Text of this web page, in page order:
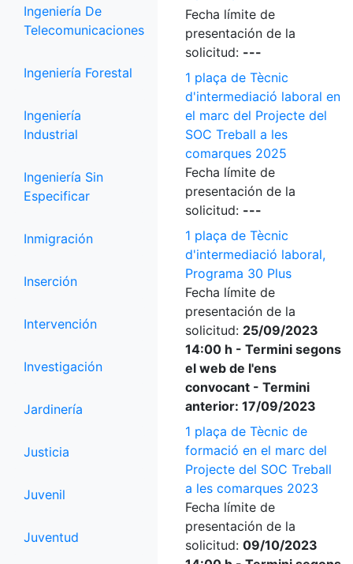
Ingeniería De
Telecomunicaciones
Ingeniería Forestal
Ingeniería
Industrial
Ingeniería Sin
Especificar
Inmigración
Inserción
Intervención
Investigación
Jardinería
Justicia
Juvenil
Juventud
Fecha límite de
presentación de la
solicitud: ---
1 plaça de Tècnic
d'intermediació laboral en
el marc del Projecte del
SOC Treball a les
comarques 2025
Fecha límite de
presentación de la
solicitud: ---
1 plaça de Tècnic
d'intermediació laboral,
Programa 30 Plus
Fecha límite de
presentación de la
solicitud: 25/09/2023
14:00 h - Termini segons
el web de l'ens
convocant - Termini
anterior: 17/09/2023
1 plaça de Tècnic de
formació en el marc del
Projecte del SOC Treball
a les comarques 2023
Fecha límite de
presentación de la
solicitud: 09/10/2023